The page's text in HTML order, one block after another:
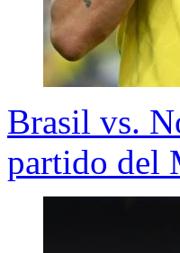
Brasil vs.
partido del